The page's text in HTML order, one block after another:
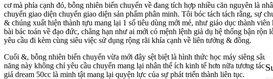
cơ mà phía cạnh đó, bỗng nhiên biến chuyển về đang tích hợp nhiều căn nguyên là
chuyển giao diện chuyển giao diện sản phẩm phân minh. Tôi bóc tách tách rằng, sự
& chúng xuất hiện thành tựu mang lại 1 số tiêu dùng mới mẻ, như giáo dục thành
bài bác toán về đạo đức, chẳng hạn như ai mới có mệnh lệnh giả dụ hệ thống bận
yêu cầu đi kèm cùng siêu việc sử dụng rộng rãi khía cạnh về liên tưởng & đồng.
Cuối &, bỗng nhiên biến chuyển vừa mới đây sệt biệt là hình thức học máy siêng
năng này không chỉ yêu cầu chuyển mang lại nhân thể ích kinh tế hơn nữa tương
giá dream 50cc là minh tật mang lại quyện lực của sự phát triển thành liên tục.